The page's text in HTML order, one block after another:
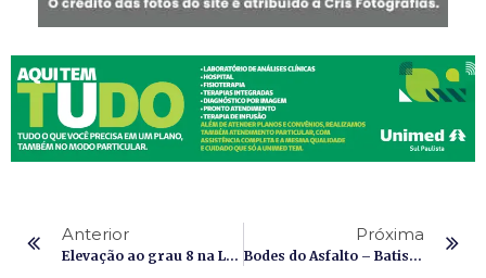
Anterior
Elevação ao grau 8 na Loja de Perfeição Firmeza n° 33
Próxima
Bodes do Asfalto – Batismo Sobre Duas Rodas